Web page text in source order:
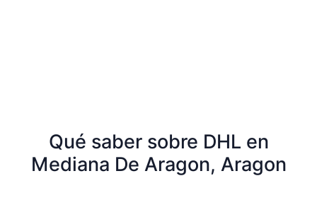
Qué saber sobre DHL en
Mediana De Aragon, Aragon